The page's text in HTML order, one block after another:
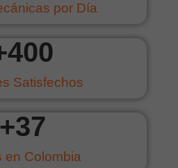
por Día
Satisfechos
400
en Colombia
+37